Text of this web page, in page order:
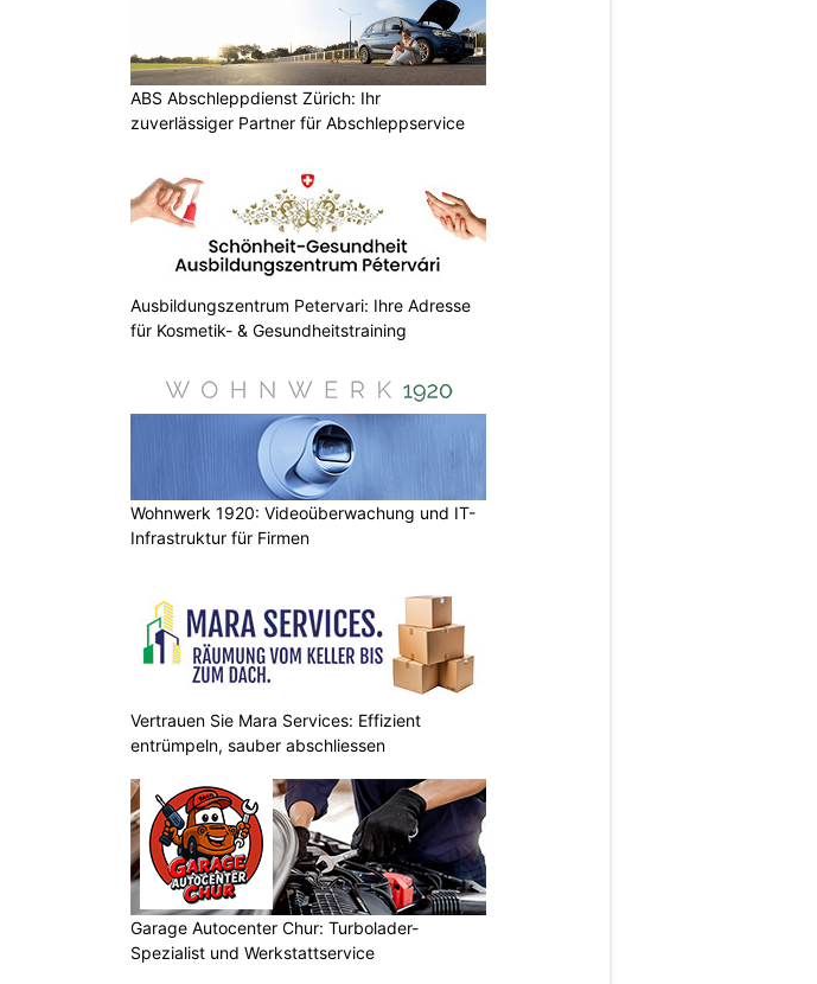
ABS Abschleppdienst Zürich: Ihr
zuverlässiger Partner für Abschleppservice
Ausbildungszentrum Petervari: Ihre Adresse
für Kosmetik- & Gesundheitstraining
Wohnwerk 1920: Videoüberwachung und IT-
Infrastruktur für Firmen
Vertrauen Sie Mara Services: Effizient
entrümpeln, sauber abschliessen
Garage Autocenter Chur: Turbolader-
Spezialist und Werkstattservice